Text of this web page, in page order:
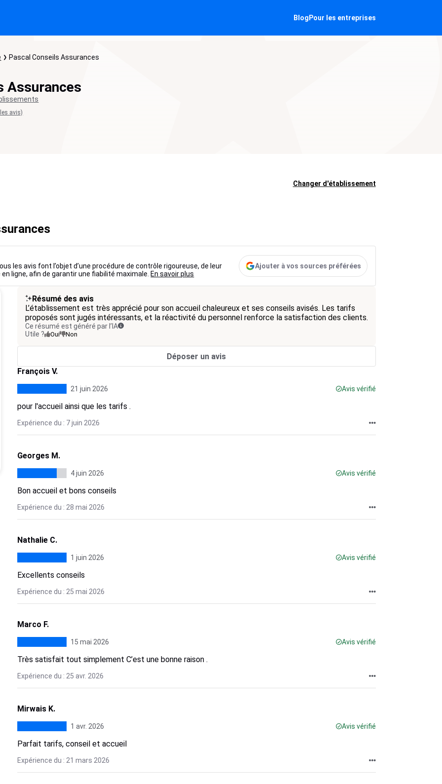
Blog Pour les entreprises
Pascal Conseils Assurances
Assurances
avis)
Changer d'établissement
les avis font l’objet d’une procédure de contrôle rigoureuse, de leur
ligne, afin de garantir une fiabilité maximale. En savoir plus
Ajouter à vos sources préférées
Résumé des avis
L’établissement est très apprécié pour son accueil chaleureux et ses conseils avisés. Les tarifs
proposés sont jugés intéressants, et la réactivité du personnel renforce la satisfaction des clients.
Ce résumé est généré par l’IA
Utile ?
Oui Non
Déposer un avis
François V.
21 juin 2026 Avis vérifié
pour l'accueil ainsi que les tarifs .
Expérience du : 7 juin 2026
Georges M.
4 juin 2026 Avis vérifié
Bon accueil et bons conseils
Expérience du : 28 mai 2026
Nathalie C.
1 juin 2026 Avis vérifié
Excellents conseils
Expérience du : 25 mai 2026
Marco F.
15 mai 2026 Avis vérifié
Très satisfait tout simplement C’est une bonne raison .
Expérience du : 25 avr. 2026
Mirwais K.
1 avr. 2026 Avis vérifié
Parfait tarifs, conseil et accueil
Expérience du : 21 mars 2026